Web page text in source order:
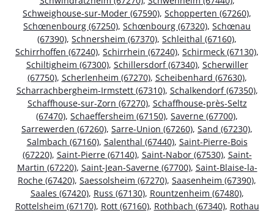
Schweighouse-sur-Moder (67590), Schopperten (67260),
Schœnenbourg (67250), Schœnbourg (67320), Schœnau
(67390), Schnersheim (67370), Schleithal (67160),
Schirrhoffen (67240), Schirrhein (67240), Schirmeck (67130),
Schiltigheim (67300), Schillersdorf (67340), Scherwiller
(67750), Scherlenheim (67270), Scheibenhard (67630),
Scharrachbergheim-Irmstett (67310), Schalkendorf (67350),
Schaffhouse-sur-Zorn (67270), Schaffhouse-près-Seltz
(67470), Schaeffersheim (67150), Saverne (67700),
Sarrewerden (67260), Sarre-Union (67260), Sand (67230),
Salmbach (67160), Salenthal (67440), Saint-Pierre-Bois
(67220), Saint-Pierre (67140), Saint-Nabor (67530), Saint-
Martin (67220), Saint-Jean-Saverne (67700), Saint-Blaise-la-
Roche (67420), Saessolsheim (67270), Saasenheim (67390),
Saales (67420), Russ (67130), Rountzenheim (67480),
Rottelsheim (67170), Rott (67160), Rothbach (67340), Rothau